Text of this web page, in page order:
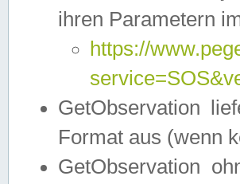
ihren Parametern
https://
GetObservation
Format aus (wenn
GetObservation